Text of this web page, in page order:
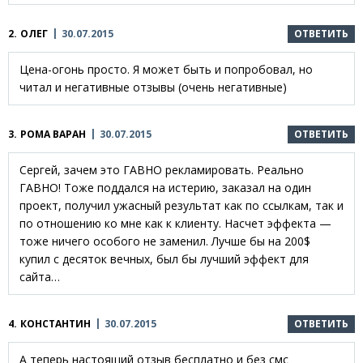
2. ОЛЕГ 30.07.2015 ОТВЕТИТЬ
Цена-огонь просто. Я может быть и попробовал, но
читал и негативные отзывы (очень негативные)
3. РОМА ВАРАН 30.07.2015 ОТВЕТИТЬ
Сергей, зачем это ГАВНО рекламировать. Реально
ГАВНО! Тоже поддался на истерию, заказал на один
проект, получил ужасный результат как по ссылкам, так и
по отношению ко мне как к клиенту. Насчет эффекта —
тоже ничего особого не заменил. Лучше бы на 200$
купил с десяток вечных, был бы лучший эффект для
сайта…
4. КОНСТАНТИН 30.07.2015 ОТВЕТИТЬ
А теперь настоящий отзыв бесплатно и без смс